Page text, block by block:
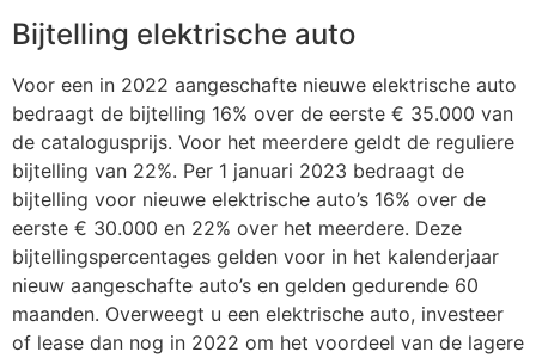
Bijtelling elektrische auto
Voor een in 2022 aangeschafte nieuwe elektrische auto
bedraagt de bijtelling 16% over de eerste € 35.000 van
de catalogusprijs. Voor het meerdere geldt de reguliere
bijtelling van 22%. Per 1 januari 2023 bedraagt de
bijtelling voor nieuwe elektrische auto’s 16% over de
eerste € 30.000 en 22% over het meerdere. Deze
bijtellingspercentages gelden voor in het kalenderjaar
nieuw aangeschafte auto’s en gelden gedurende 60
maanden. Overweegt u een elektrische auto, investeer
of lease dan nog in 2022 om het voordeel van de lagere